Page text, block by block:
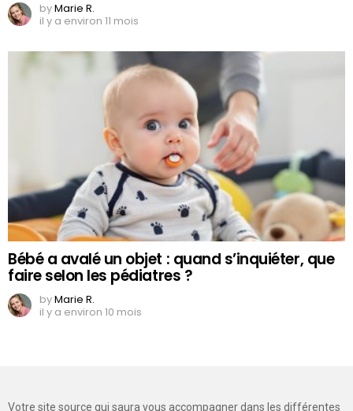
byMarie R.
il y a environ 11 mois
Bébé a avalé un objet : quand s’inquiéter, que
faire selon les pédiatres ?
byMarie R.
il y a environ 10 mois
Votre site source qui saura vous accompagner dans les différentes